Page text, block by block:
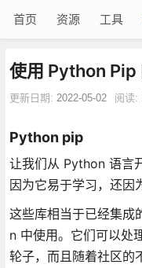
首页 资源 工具
使用 Python Pip
更新日期: 2022-05-02 阅读:
Python pip
让我们从 Python 语言
因为它易于学习，还因
这些库相当于已经集成
n 中使用。它们可以处
轮子，而且随着社区的